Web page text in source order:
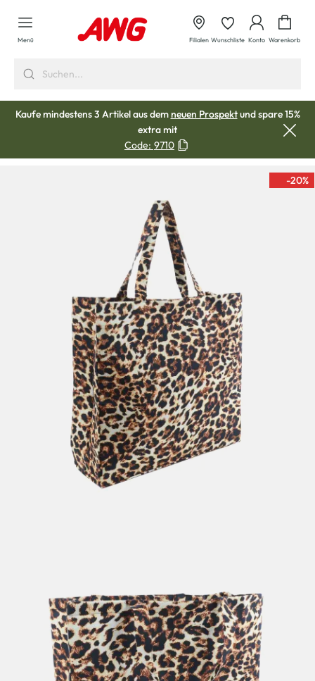
springen
Menü Filialen Wunschliste Konto Warenkorb
Kaufe mindestens 3 Artikel aus demneuen Prospektund spare 15%
extra mit
Code: 9710
-20%